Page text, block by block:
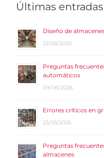
Últimas entradas
Diseño de
22/06/2026
Preguntas
automáticos
09/06/2026
Errores críticos en
25/05/2026
Preguntas
almacenes